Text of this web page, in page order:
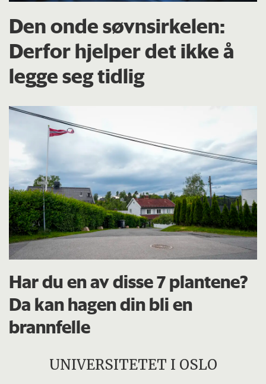
Den onde søvnsirkelen:
Derfor hjelper det ikke å
legge seg tidlig
Har du en av disse 7 plantene?
Da kan hagen din bli en
brannfelle
UNIVERSITETET I OSLO